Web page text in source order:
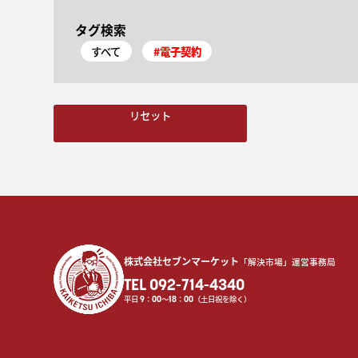
タグ検索
すべて #電子契約
リセット
株式会社セブンマーケット 「解決市場」運営事務局
TEL 092-714-4340
平日 9： 00〜18： 00（土日祝を除く）